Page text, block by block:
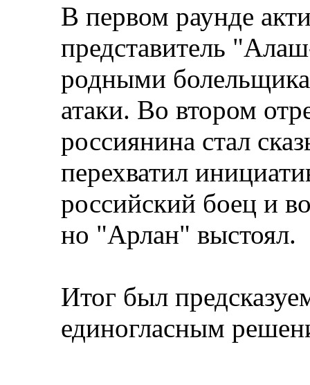
В первом раунде
представитель
родными
атаки. Во втором
россиянина стал
перехватил
российский боец и
но "Арлан" выстоял.
Итог был
единогласным